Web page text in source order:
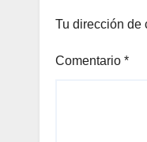
Tu dirección de
Comentario *